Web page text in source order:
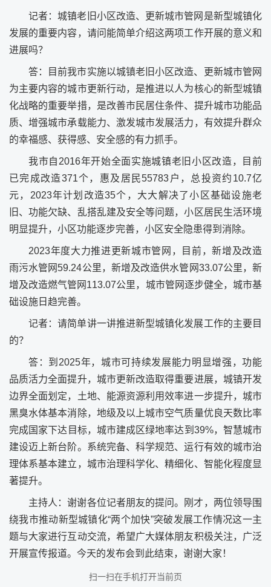
记者：城镇老旧小区改造、更新城市管网是新型城镇化
发展的重要内容，请问能简单介绍这两项工作开展的意义和
进展吗？
答：目前我市实施以城镇老旧小区改造、更新城市管网
为主要内容的城市更新行动，是推进以人为核心的新型城镇
化战略的重要举措，是改善市民居住条件、提升城市功能品
质、增强城市承载能力、激发城市发展活力，有效提升群众
的幸福感、获得感、安全感的有力抓手。
我市自2016年开始全面实施城镇老旧小区改造，目前
已完成改造371个，惠及居民55783户，总投资约10.7亿
元，2023年计划改造35个，大大解决了小区基础设施老
旧、功能欠缺、乱搭乱建及安全等问题，小区居民生活环境
明显提升，小区功能逐步完善，小区安全隐患得到消除。
2023年度大力推进更新城市管网，目前，新增及改造
雨污水管网59.24公里，新增及改造供水管网33.07公里，新
增及改造燃气管网113.07公里，城市管网逐步健全，城市基
础设施日趋完善。
记者：请简单讲一讲推进新型城镇化发展工作的主要目
的？
答：到2025年，城市可持续发展能力明显增强，功能
品质活力全面提升，城市更新改造取得重要进展，城镇开发
边界全面划定，土地、能源资源利用效率进一步提升，城市
黑臭水体基本消除，地级及以上城市空气质量优良天数比率
完成国家下达目标，城市建成区绿地率达到39%，智慧城市
建设迈上新台阶。系统完备、科学规范、运行有效的城市治
理体系基本建立，城市治理科学化、精细化、智能化程度显
著提升。
主持人：谢谢各位记者朋友的提问。刚才，两位领导围
绕我市推动新型城镇化“两个加快”突破发展工作情况这一主
题与大家进行互动交流，希望广大媒体朋友积极关注，广泛
开展宣传报道。今天的发布会到此结束，谢谢大家！
扫一扫在手机打开当前页